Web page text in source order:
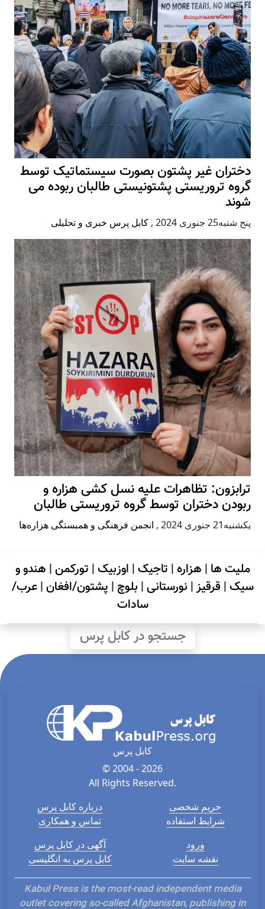
دختران غیر پشتون بصورت سیستماتیک توسط
گروه تروریستی پشتونیستی طالبان ربوده می
شوند
پنج شنبه25 جنوری 2024 , کابل پرس خبری و تحلیلی
ترابزون: تظاهرات علیه نسل کشی هزاره و
ربودن دختران توسط گروه تروریستی طالبان
يكشنبه21 جنوری 2024 , انجمن فرهنگی و همبستگی هزاره‌ها
ملیت ها | هزاره| تاجیک| اوزبیک| تورکمن| هندو و
سیک| قرقیز| نورستانی| بلوچ | پشتون/افغان|عرب/
سادات
جستجو در کابل پرس
کابل پرس
© 2004 - 2026
All Rights Reserved.
درباره کابل پرس
تماس و همکاری
حریم شخصی
شرایط استفاده
آگهی در کابل پرس
کابل پرس به انگلیسی
ورود
نقشه سایت
Kabul Press is the most-read independent media
outlet covering so-called Afghanistan, publishing in